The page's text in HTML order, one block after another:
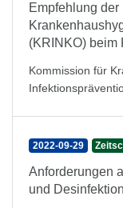
Empfehlung
(KRINKO) beim
Kommission für
2022-09-29
Anforderungen
und